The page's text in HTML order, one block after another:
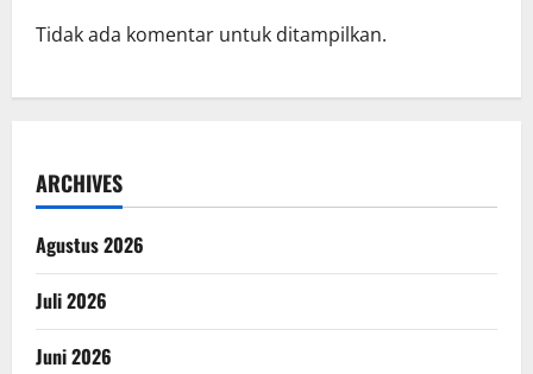
Tidak ada komentar untuk ditampilkan.
ARCHIVES
Agustus 2026
Juli 2026
Juni 2026